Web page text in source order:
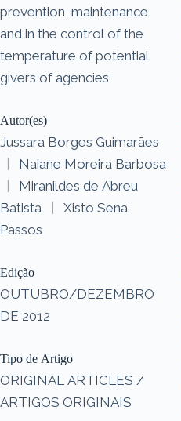
prevention, maintenance
and in the control of the
temperature of potential
givers of agencies
Autor(es)
Jussara Borges Guimarães
|
Naiane Moreira Barbosa
|
Miranildes de Abreu
Batista
|
Xisto Sena
Passos
Edição
OUTUBRO/DEZEMBRO
DE 2012
Tipo de Artigo
ORIGINAL ARTICLES /
ARTIGOS ORIGINAIS